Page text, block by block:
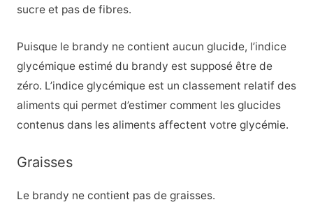
sucre et pas de fibres.
Puisque le brandy ne contient aucun glucide, l’indice
glycémique estimé du brandy est supposé être de
zéro. L’indice glycémique est un classement relatif des
aliments qui permet d’estimer comment les glucides
contenus dans les aliments affectent votre glycémie.
Graisses
Le brandy ne contient pas de graisses.